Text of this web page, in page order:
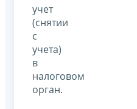
учет
(снятии
с
учета)
в
налоговом
орган.